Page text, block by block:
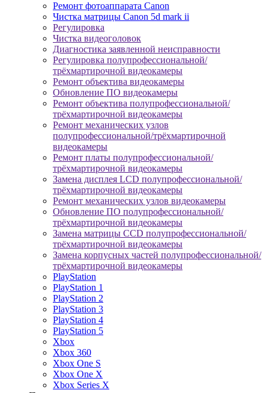
Ремонт фотоаппарата Canon
Чистка матрицы Canon 5d mark ii
Регулировка
Чистка видеоголовок
Диагностика заявленной неисправности
Регулировка полупрофессиональной/
трёхмартирочной видеокамеры
Ремонт объектива видеокамеры
Обновление ПО видеокамеры
Ремонт объектива полупрофессиональной/
трёхмартирочной видеокамеры
Ремонт механических узлов
полупрофессиональной/трёхмартирочной
видеокамеры
Ремонт платы полупрофессиональной/
трёхмартирочной видеокамеры
Замена дисплея LCD полупрофессиональной/
трёхмартирочной видеокамеры
Ремонт механических узлов видеокамеры
Обновление ПО полупрофессиональной/
трёхмартирочной видеокамеры
Замена матрицы CCD полупрофессиональной/
трёхмартирочной видеокамеры
Замена корпусных частей полупрофессиональной/
трёхмартирочной видеокамеры
PlayStation
PlayStation 1
PlayStation 2
PlayStation 3
PlayStation 4
PlayStation 5
Xbox
Xbox 360
Xbox One S
Xbox One X
Xbox Series X